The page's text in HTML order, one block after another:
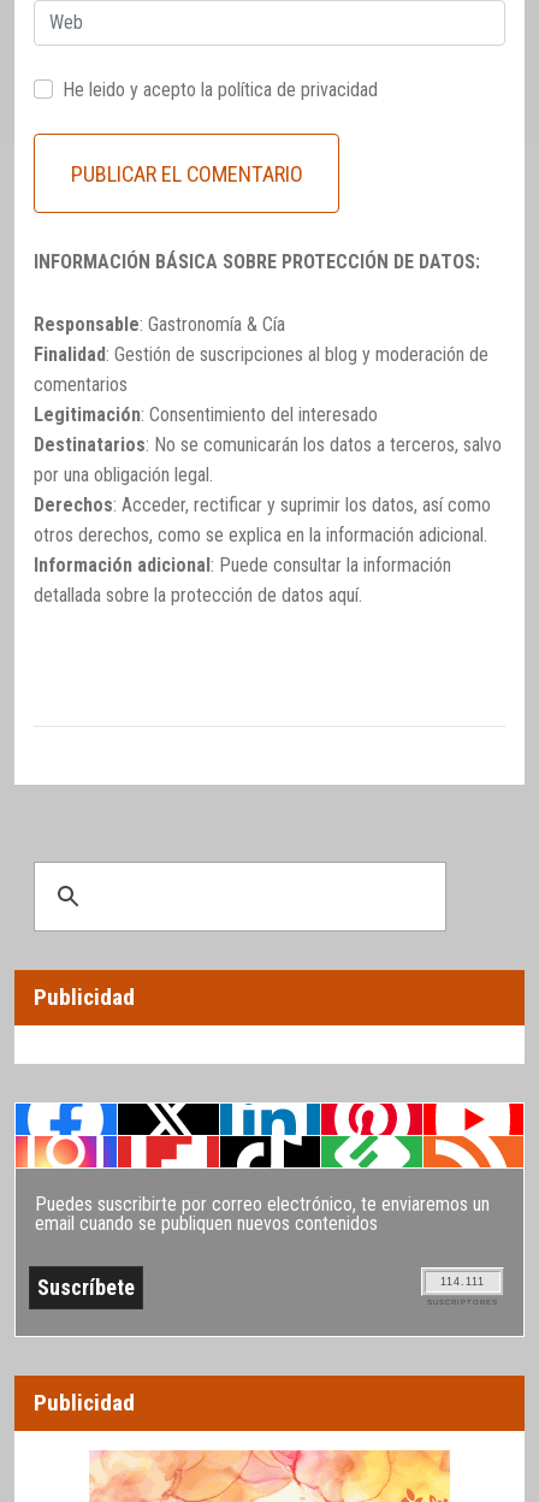
Web
He leido y acepto la política de privacidad
INFORMACIÓN BÁSICA SOBRE PROTECCIÓN DE DATOS:
Responsable: Gastronomía & Cía
Finalidad: Gestión de suscripciones al blog y moderación de
comentarios
Legitimación: Consentimiento del interesado
Destinatarios: No se comunicarán los datos a terceros, salvo
por una obligación legal.
Derechos: Acceder, rectificar y suprimir los datos, así como
otros derechos, como se explica en la información adicional.
Información adicional: Puede consultar la información
detallada sobre la protección de datos aquí.
Publicidad
Puedes suscribirte por correo electrónico, te enviaremos un
email cuando se publiquen nuevos contenidos
114.111
SUSCRIPTORES
Publicidad